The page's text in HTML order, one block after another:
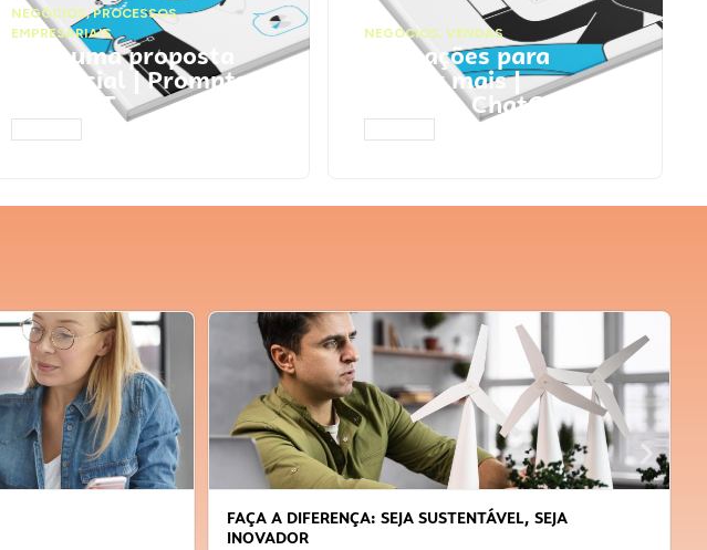
NEGÓCIOS,PROCESSOS
EMPRESARIAIS
Faça uma proposta
comercial | Prompts
ChatGPT
NEGÓCIOS, VENDAS
Faça ações para
vender mais |
Prompts ChatGPT
FAÇA A DIFERENÇA: SEJA SUSTENTÁVEL, SEJA
INOVADOR